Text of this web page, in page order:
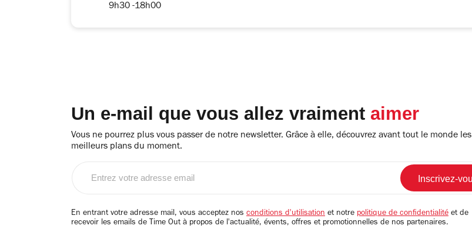
9h30 -18h00
Un e-mail que vous allez vraiment aimer
Vous ne pourrez plus vous passer de notre newsletter. Grâce à elle, découvrez avant tout le monde les
meilleurs plans du moment.
email
En entrant votre adresse mail, vous acceptez nos conditions d'utilisation et notre politique de confidentialité et de
recevoir les emails de Time Out à propos de l'actualité, évents, offres et promotionnelles de nos partenaires.